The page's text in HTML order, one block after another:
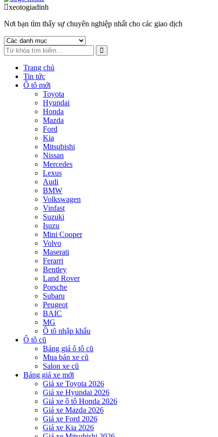
to
toxeotogiadinh
Nơi bạn tìm thấy sự chuyên nghiệp nhất cho các giao dịch
Trang chủ
Tin tức
Ô tô mới
Toyota
Hyundai
Honda
Mazda
Ford
Kia
Mitsubishi
Nissan
Mercedes
Lexus
Audi
BMW
Volkswagen
Vinfast
Suzuki
Isuzu
Mini Cooper
Volvo
Maserati
Ferarri
Bentley
Land Rover
Porsche
Subaru
Peugeot
BAIC
MG
Ô tô nhập khẩu
Ô tô cũ
Bảng giá ô tô cũ
Mua bán xe cũ
Salon xe cũ
Bảng giá xe mới
Giá xe Toyota 2026
Giá xe Hyundai 2026
Giá xe ô tô Honda 2026
Giá xe Mazda 2026
Giá xe Ford 2026
Giá xe Kia 2026